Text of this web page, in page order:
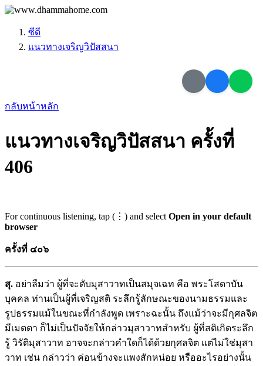
ซีดี
แนวทางเจริญวิปัสสนา
กลับหน้าหลัก
แนวทางเจริญวิปัสสนา ครั้งที่
406
For continuous listening, tap (⋮) and select Open in your default
browser
ครั้งที่ ๔๐๖
สุ. อย่าลืมว่า ผู้ที่จะดับมุสาวาทเป็นสมุจเฉท คือ พระโสดาบัน
บุคคล ท่านเป็นผู้ที่เจริญสติ ระลึกรู้ลักษณะของนามธรรมและ
รูปธรรมแม้ในขณะที่กำลังพูด เพราะฉะนั้น ถึงแม้ว่าจะมีกุศลจิต
มีเมตตา ก็ไม่เป็นปัจจัยให้กล่าวมุสาวาทสำหรับ ผู้ที่สติเกิดระลึก
รู้ วิรัติมุสาวาท อาจจะกล่าวคำใดก็ได้ด้วยกุศลจิต แต่ไม่ใช่มุสา
วาท เช่น กล่าวว่า ค่อนข้างจะแพงสักหน่อย หรืออะไรอย่างนั้น